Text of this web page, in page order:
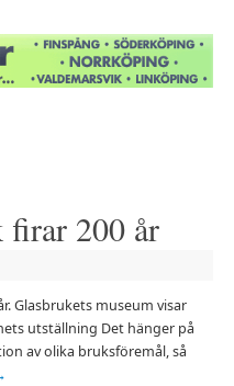
firar 200 år
Glasbrukets museum visar
utställning Det hänger på
av olika bruksföremål, så